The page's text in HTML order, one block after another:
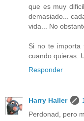
que es muy
demasiado...
vida... No
Si no te importa
cuando quieras.
Responder
Harry Haller
Perdonad, pero